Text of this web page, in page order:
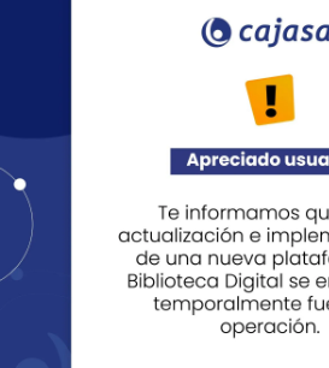
Para cambiar al contenido
adelante recuerda utilizar el
Entendido